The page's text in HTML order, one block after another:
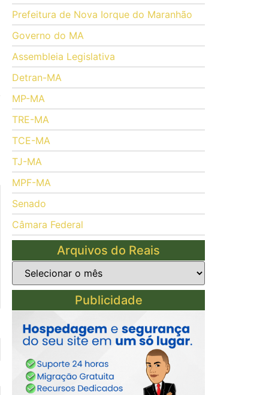
Prefeitura de Nova Iorque do Maranhão
Governo do MA
Assembleia Legislativa
Detran-MA
MP-MA
TRE-MA
TCE-MA
TJ-MA
MPF-MA
Senado
Câmara Federal
Arquivos do Reais
Publicidade